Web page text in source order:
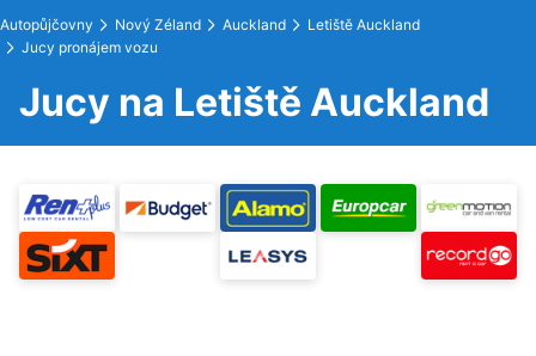
Autopůjčovny Nový Zéland Auckland
Letiště Auckland
Jucy pronájem vozu
Jucy na Letiště Auckland